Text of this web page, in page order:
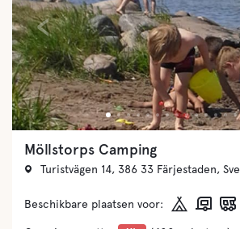
‹
Möllstorps Camping
Turistvägen 14, 386 33 Färjestaden,
Beschikbare plaatsen voor: